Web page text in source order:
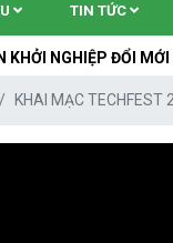
TIN TỨC
ĐỔI MỚI SÁNG TẠO
KHAI MẠC TECHFEST